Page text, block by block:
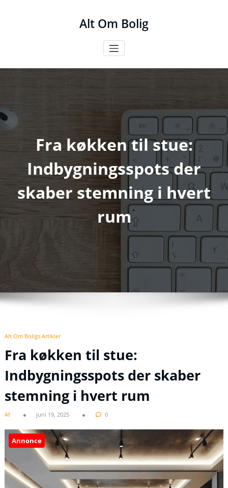
Alt Om Bolig
Fra køkken til stue:
Indbygningsspots der
skaber stemning i hvert
rum
Alt Om Boligs Artikler
Fra køkken til stue:
Indbygningsspots der skaber
stemning i hvert rum
Af juni 19, 2025 0
Annonce